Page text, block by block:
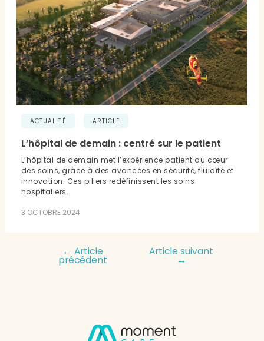
ACTUALITÉ ARTICLE
L’hôpital de demain : centré sur le patient
L’hôpital de demain met l’expérience patient au cœur
des soins, grâce à des avancées en sécurité, fluidité et
innovation. Ces piliers redéfinissent les soins
hospitaliers.
3 OCTOBRE 2024
← Article
précédent
Article suivant
→